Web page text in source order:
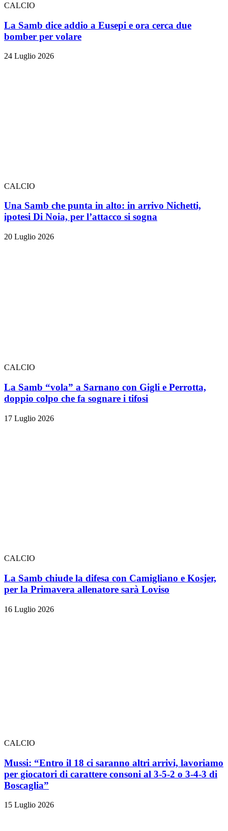
CALCIO
La Samb dice addio a Eusepi e ora cerca due
bomber per volare
24 Luglio 2026
CALCIO
Una Samb che punta in alto: in arrivo Nichetti,
ipotesi Di Noia, per l’attacco si sogna
20 Luglio 2026
CALCIO
La Samb “vola” a Sarnano con Gigli e Perrotta,
doppio colpo che fa sognare i tifosi
17 Luglio 2026
CALCIO
La Samb chiude la difesa con Camigliano e Kosjer,
per la Primavera allenatore sarà Loviso
16 Luglio 2026
CALCIO
Mussi: “Entro il 18 ci saranno altri arrivi, lavoriamo
per giocatori di carattere consoni al 3-5-2 o 3-4-3 di
Boscaglia”
15 Luglio 2026